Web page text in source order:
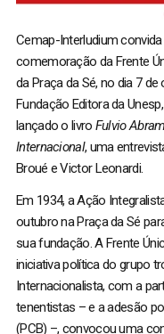
Cemap-Interludium
comemoração da Frente
da Praça da Sé, no dia 7
Fundação Editora da
lançado o livro Fulvio
Internacional, uma
Broué e Victor Leonardi.
Em 1934, a Ação
outubro na Praça da Sé
sua fundação. A Frente
iniciativa política do grupo
Internacionalista, com a
tenentistas – e a adesão
(PCB) –, convocou uma